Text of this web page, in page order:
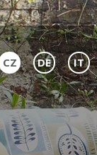
CZ DE IT